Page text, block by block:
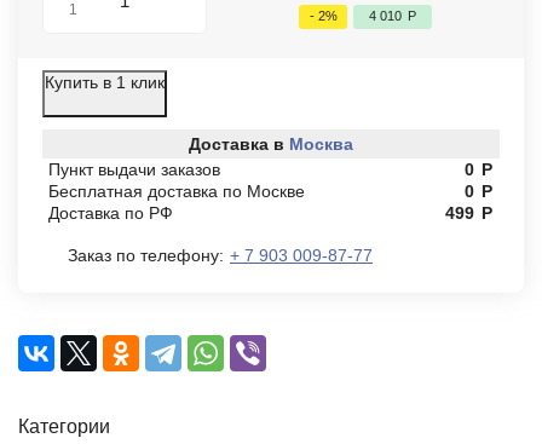
1
- 2% 4 010 Р
Купить в 1 клик
Доставка в Москва
Пункт выдачи заказов
0 Р
Бесплатная доставка по Москве
0 Р
Доставка по РФ
499 Р
Заказ по телефону: + 7 903 009-87-77
Категории